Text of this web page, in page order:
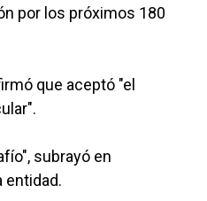
por los próximos 180
que aceptó "el
subrayó en
entidad.